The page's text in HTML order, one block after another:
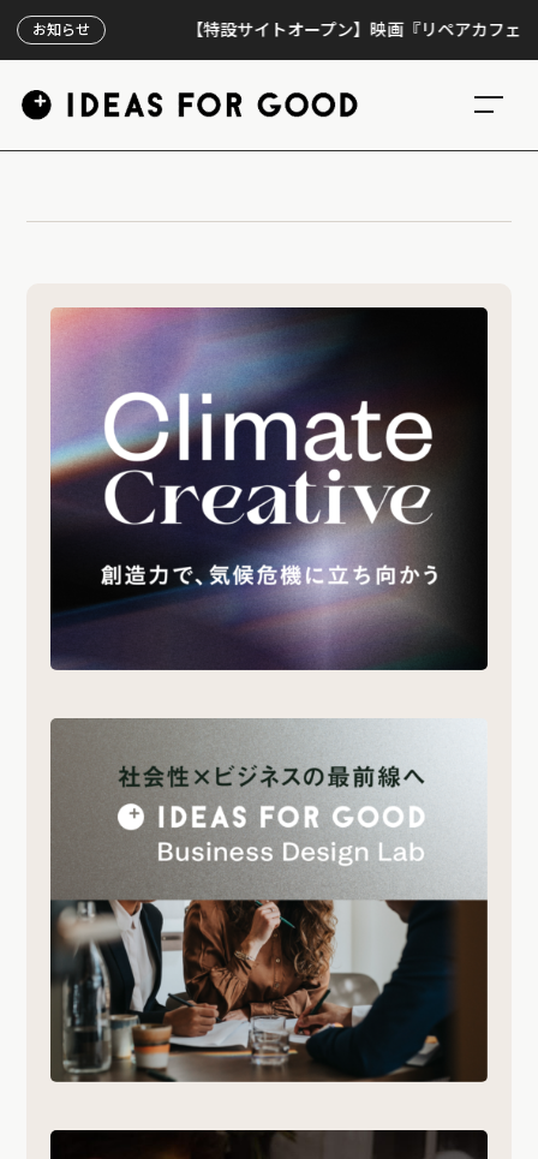
お知らせ 【特設サイトオープン】映画『リペアカフェ』、